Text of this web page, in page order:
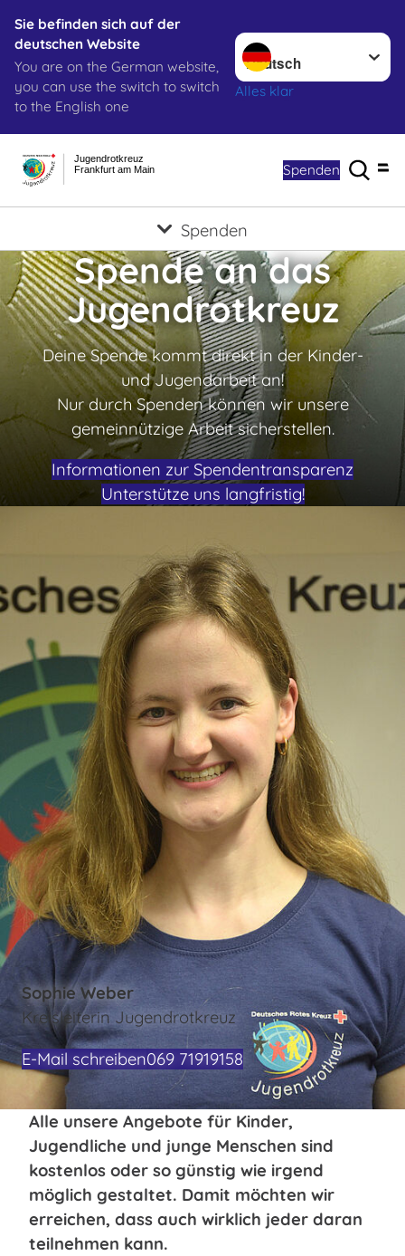
Sie befinden sich auf der
deutschen Website
You are on the German website,
you can use the switch to switch
to the English one
Sprache wechseln zu
Alles klar
Frankfurt am Main
Jugendrotkreuz
Spenden
Spenden
Spende an das
Jugendrotkreuz
Deine Spende kommt direkt in der Kinder-
und Jugendarbeit an!
Nur durch Spenden können wir unsere
gemeinnützige Arbeit sicherstellen.
Informationen zur Spendentransparenz
Unterstütze uns langfristig!
Sophie Weber
Kreisleiterin Jugendrotkreuz
E-Mail schreiben069 71919158
Alle unsere Angebote für Kinder,
Jugendliche und junge Menschen sind
kostenlos oder so günstig wie irgend
möglich gestaltet. Damit möchten wir
erreichen, dass auch wirklich jeder daran
teilnehmen kann.